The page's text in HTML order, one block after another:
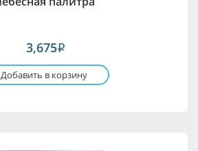
3,675i
Добавить в корзину